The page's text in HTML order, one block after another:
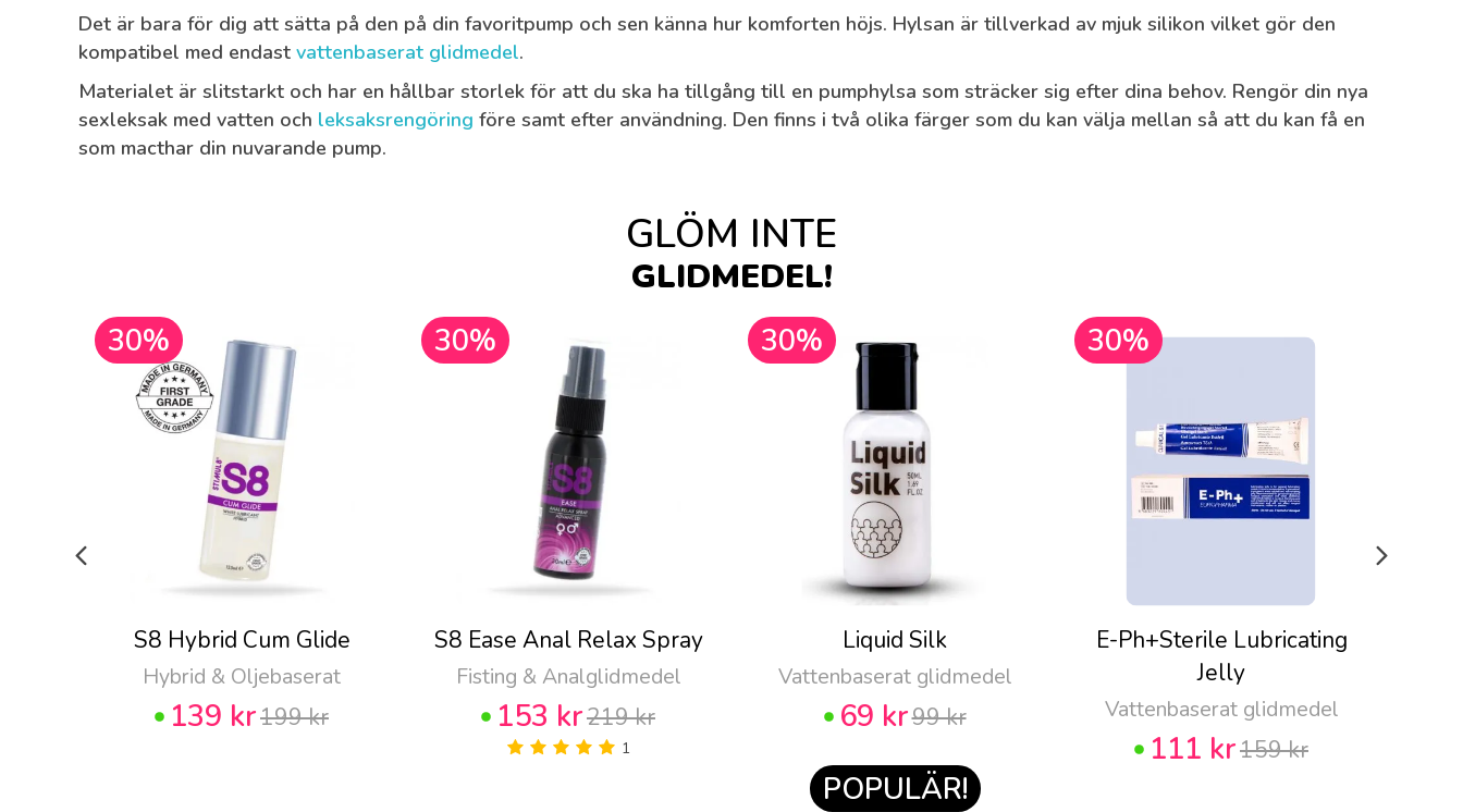
Det är bara för dig att sätta på den på din favoritpump och sen känna hur komforten höjs. Hylsan är tillverkad av mjuk silikon vilket gör den
kompatibel med endast vattenbaserat glidmedel.
Materialet är slitstarkt och har en hållbar storlek för att du ska ha tillgång till en pumphylsa som sträcker sig efter dina behov. Rengör din nya
sexleksak med vatten och leksaksrengöring före samt efter användning. Den finns i två olika färger som du kan välja mellan så att du kan få en
som macthar din nuvarande pump.
GLÖM INTE
GLIDMEDEL!
30%
S8 Hybrid Cum Glide
Hybrid & Oljebaserat
139 kr199 kr
30%
S8 Ease Anal Relax Spray
Fisting & Analglidmedel
153 kr219 kr
1
30%
Liquid Silk
Vattenbaserat glidmedel
69 kr99 kr
POPULÄR!
30%
E-Ph+Sterile Lubricating
Jelly
Vattenbaserat glidmedel
111 kr159 kr